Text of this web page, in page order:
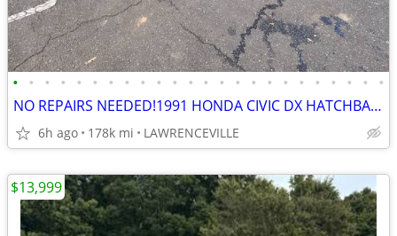
• • • • • • • • • • • • • • • • • • • • • • • •
NO REPAIRS NEEDED!1991 HONDA CIVIC DX HATCHBACK BEING SOLD SUPER CHEAP
6h ago 178k mi LAWRENCEVILLE
$13,999